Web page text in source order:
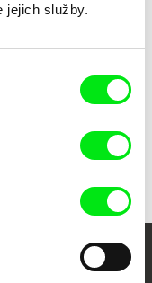
jejich služby.
1964